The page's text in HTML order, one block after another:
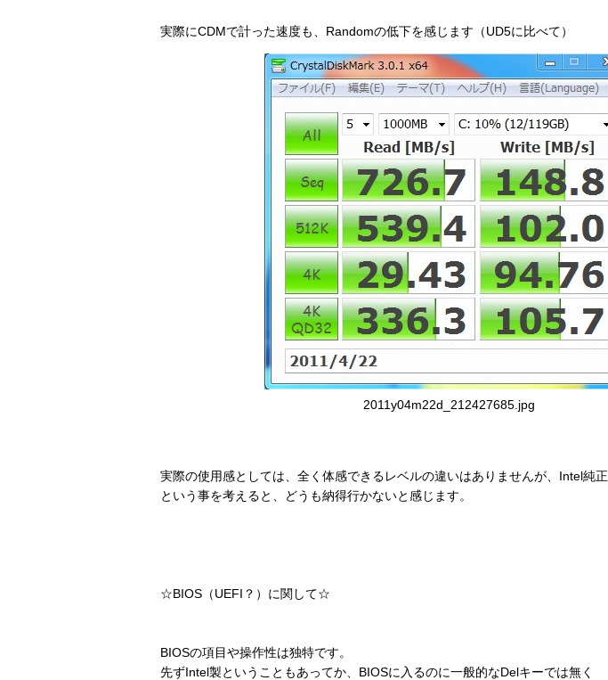
実際にCDMで計った速度も、Randomの低下を感じます（UD5に比べて）
2011y04m22d_212427685.jpg
実際の使用感としては、全く体感できるレベルの違いはありませんが、Intel純正
という事を考えると、どうも納得行かないと感じます。
☆BIOS（UEFI？）に関して☆
BIOSの項目や操作性は独特です。
先ずIntel製ということもあってか、BIOSに入るのに一般的なDelキーでは無く